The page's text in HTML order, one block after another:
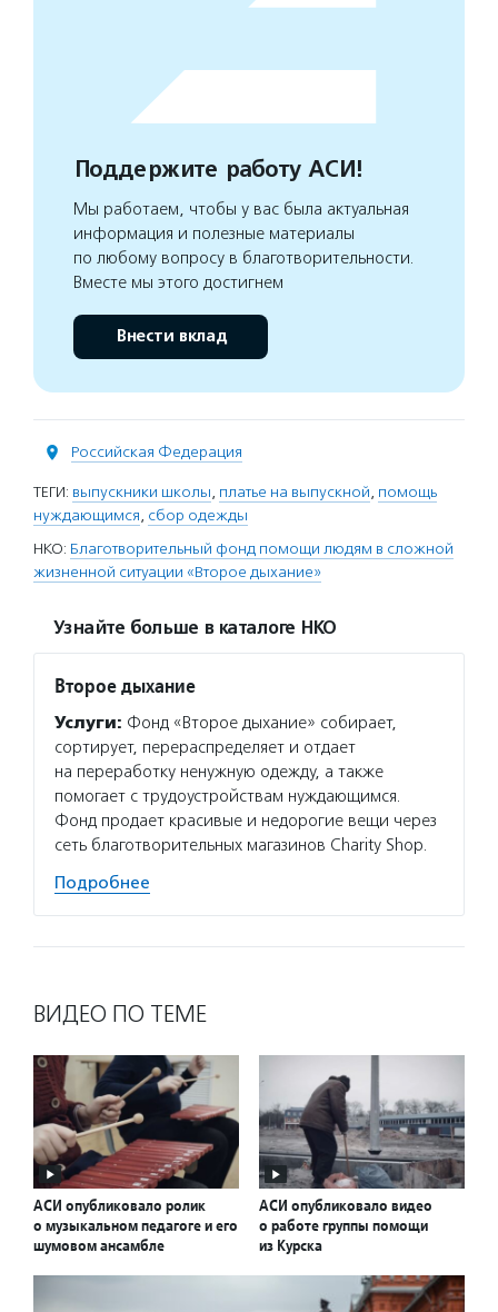
Поддержите работу АСИ!
Мы работаем, чтобы у вас была актуальная
информация и полезные материалы
по любому вопросу в благотворительности.
Вместе мы этого достигнем
Внести вклад
Российская Федерация
ТЕГИ: выпускники школы, платье на выпускной, помощь
нуждающимся, сбор одежды
НКО: Благотворительный фонд помощи людям в сложной
жизненной ситуации «Второе дыхание»
Узнайте больше в каталоге НКО
Второе дыхание
Услуги: Фонд «Второе дыхание» собирает,
сортирует, перераспределяет и отдает
на переработку ненужную одежду, а также
помогает с трудоустройствам нуждающимся.
Фонд продает красивые и недорогие вещи через
сеть благотворительных магазинов Charity Shop.
Подробнее
ВИДЕО ПО ТЕМЕ
АСИ опубликовало ролик
о музыкальном педагоге и его
шумовом ансамбле
АСИ опубликовало видео
о работе группы помощи
из Курска